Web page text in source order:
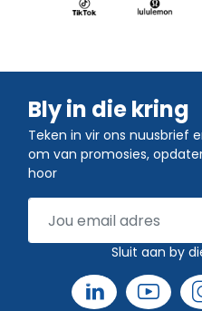
Bly in die kring
Teken in vir ons nuusbrief
om van promosies,
hoor
Sluit aan by